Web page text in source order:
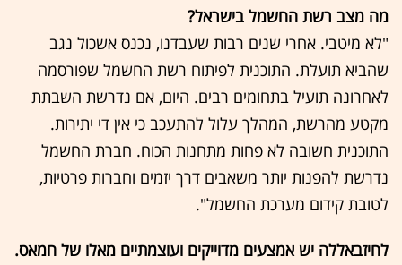
מה מצב רשת החשמל בישראל?
"לא מיטבי. אחרי שנים רבות שעבדנו, נכנס אשכול נגב
שהביא תועלת. התוכנית לפיתוח רשת החשמל שפורסמה
לאחרונה תועיל בתחומים רבים. היום, אם נדרשת השבתת
מקטע מהרשת, המהלך עלול להתעכב כי אין די יתירות.
התוכנית חשובה לא פחות מתחנות הכוח. חברת החשמל
נדרשת להפנות יותר משאבים דרך יזמים וחברות פרטיות,
לטובת קידום מערכת החשמל".
לחיזבאללה יש אמצעים מדוייקים ועוצמתיים מאלו של חמאס.